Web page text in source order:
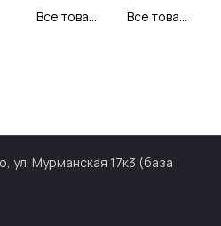
Все товары Милфорд Все товары категории
ул. Мурманская 17к3 (база